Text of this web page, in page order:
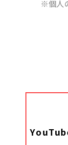
※個人